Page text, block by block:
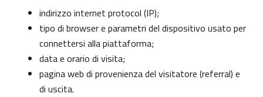
indirizzo internet protocol (IP);
tipo di browser e parametri del dispositivo usato per
connettersi alla piattaforma;
data e orario di visita;
pagina web di provenienza del visitatore (referral) e
di uscita.